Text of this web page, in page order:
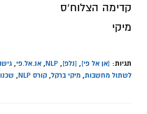
קדימה הצלוח'ס
מיקי
תגיות: [אן אל פי], [נלפ],
NLP
,אנ.אל.פי,
לשתול מחשבות,מיקי ברקל,קורס NLP ,